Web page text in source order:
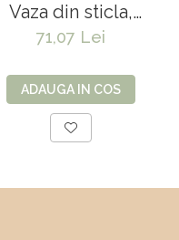
Vaza din sticla,
Afolabi 20*9*20 cm
71,07 Lei
ADAUGA IN COS